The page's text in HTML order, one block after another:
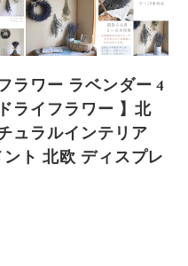
ラワー ラベンダー 4
ライフラワー 】北
ュラルインテリア
ト 北欧 ディスプレ